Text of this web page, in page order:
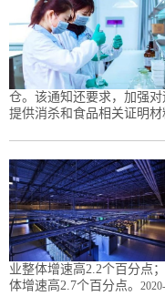
仓。该通知还要求，加强
提供消杀和食品相关证明材
业整体增速高2.2个百分点
体增速高2.7个百分点。